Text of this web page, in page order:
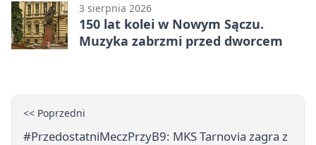
3 sierpnia 2026
150 lat kolei w Nowym Sączu.
Muzyka zabrzmi przed dworcem
<< Poprzedni
#PrzedostatniMeczPrzyB9: MKS Tarnovia zagra z